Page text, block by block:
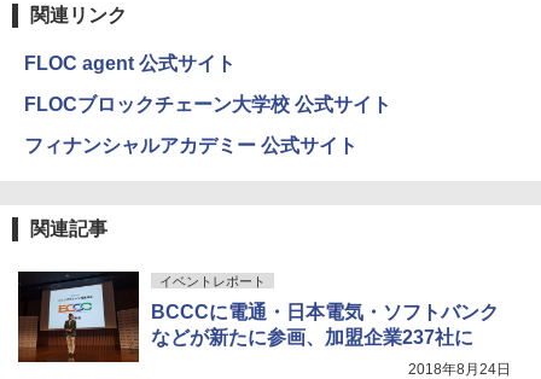
関連リンク
FLOC agent 公式サイト
FLOCブロックチェーン大学校 公式サイト
フィナンシャルアカデミー 公式サイト
関連記事
イベントレポート
BCCCに電通・日本電気・ソフトバンク
などが新たに参画、加盟企業237社に
2018年8月24日